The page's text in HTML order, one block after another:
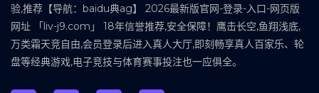
验,推荐【导航：baidu典ag】 2026最新版官网-登录-入口-网页版
网址 「liv-j9.com」 18年信誉推荐,安全保障！鹰击长空,鱼翔浅底,
万类霜天竞自由,会员登录后进入真人大厅,即刻畅享真人百家乐、轮
盘等经典游戏,电子竞技与体育赛事投注也一应俱全。